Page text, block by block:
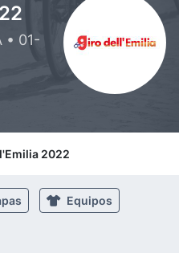
• 01-
2022
Equipos